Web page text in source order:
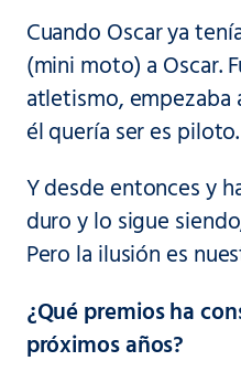
Cuando Oscar ya
(mini moto) a Oscar.
atletismo,
él quería ser es piloto.
Y desde entonces y
duro y lo sigue
Pero la ilusión es
¿Qué premios ha
próximos años?